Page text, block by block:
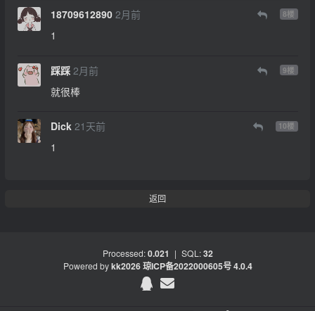
18709612890 2月前 8楼
1
踩踩 2月前 9楼
就很棒
Dick 21天前 10楼
1
返回
Processed:0.021 | SQL:32
Powered bykk2026琼ICP备2022000605号4.0.4